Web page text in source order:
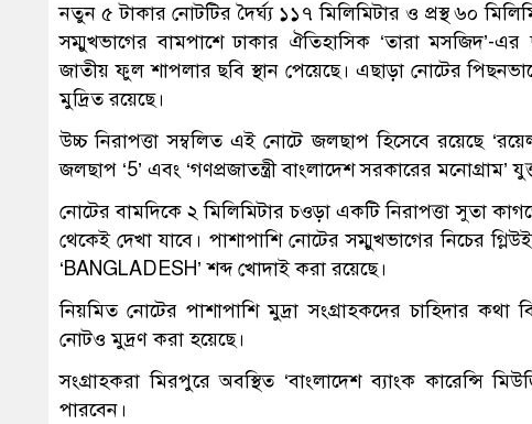
নতুন ৫ টাকার নোটটির দৈর্ঘ্য ১১৭ মিলিমিটার ও প্রস্থ ৬০
সম্মুখভাগের বামপাশে ঢাকার ঐতিহাসিক ‘তারা মসজিদ’-
জাতীয় ফুল শাপলার ছবি স্থান পেয়েছে। এছাড়া নোটের
মুদ্রিত রয়েছে।
উচ্চ নিরাপত্তা সম্বলিত এই নোটে জলছাপ হিসেবে রয়েছে
জলছাপ ‘5’ এবং ‘গণপ্রজাতন্ত্রী বাংলাদেশ সরকারের মনোগ্রাম’
নোটের বামদিকে ২ মিলিমিটার চওড়া একটি নিরাপত্তা সুতা
থেকেই দেখা যাবে। পাশাপাশি নোটের সম্মুখভাগের নিচের
‘BANGLADESH’ শব্দ খোদাই করা রয়েছে।
নিয়মিত নোটের পাশাপাশি মুদ্রা সংগ্রাহকদের চাহিদার
নোটও মুদ্রণ করা হয়েছে।
সংগ্রাহকরা মিরপুরে অবস্থিত ‘বাংলাদেশ ব্যাংক কারেন্সি
পারবেন।